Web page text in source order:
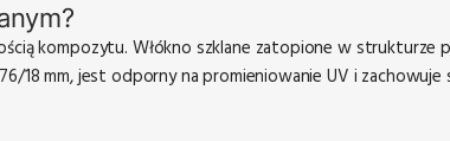
kompozytu. Włókno szklane zatopione w
18 mm, jest odporny na promieniowanie UV i